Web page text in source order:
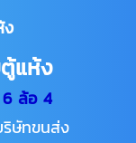
แห้ง
ล้อ 4
ษัทขนส่ง